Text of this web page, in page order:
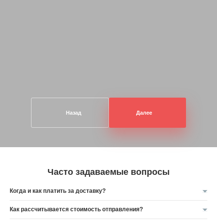
Назад Далее
Часто задаваемые вопросы
Когда и как платить за доставку?
Как рассчитывается стоимость отправления?